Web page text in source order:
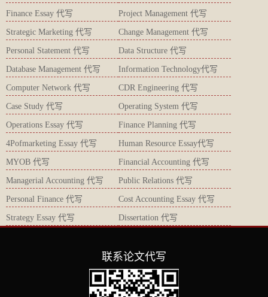
Finance Essay 代写 Project Management 代写
Strategic Marketing 代写 Change Management 代写
Personal Statement 代写 Data Structure 代写
Database Management 代写 Information Technology代写
Computer Network 代写 CDR Engineering 代写
Case Study 代写 Operating System 代写
Operations Essay 代写 Finance Planning 代写
4Pofmarketing Essay 代写 Human Resource Essay代写
MYOB 代写 Financial Accounting 代写
Managerial Accounting 代写 Public Relations 代写
Personal Finance 代写 Cost Accounting Essay 代写
Strategy Essay 代写 Dissertation 代写
联系论文代写